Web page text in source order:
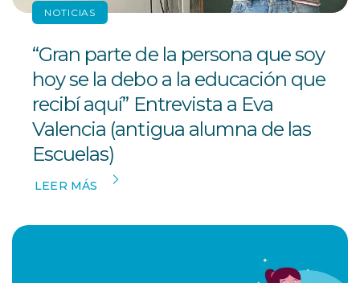
NOTICIAS
“Gran parte de la persona que soy
hoy se la debo a la educación que
recibí aquí” Entrevista a Eva
Valencia (antigua alumna de las
Escuelas)
LEER MÁS